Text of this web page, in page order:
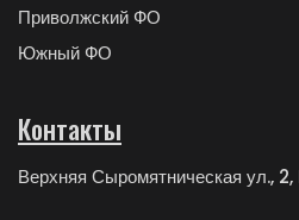
Приволжский ФО
Южный ФО
Контакты
Верхняя Сыромятническая ул.,